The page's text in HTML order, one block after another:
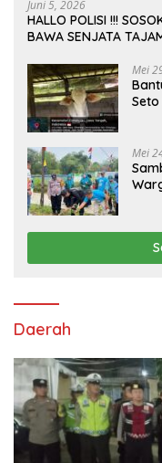
Juni 5, 2026
HALLO POLISI !!!
BAWA SENJATA
Mei
Mei
Daerah